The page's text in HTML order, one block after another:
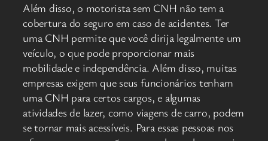
Além disso, o motorista sem CNH não tem a
cobertura do seguro em caso de acidentes. Ter
uma CNH permite que você dirija legalmente um
veículo, o que pode proporcionar mais
mobilidade e independência. Além disso, muitas
empresas exigem que seus funcionários tenham
uma CNH para certos cargos, e algumas
atividades de lazer, como viagens de carro, podem
se tornar mais acessíveis. Para essas pessoas nos